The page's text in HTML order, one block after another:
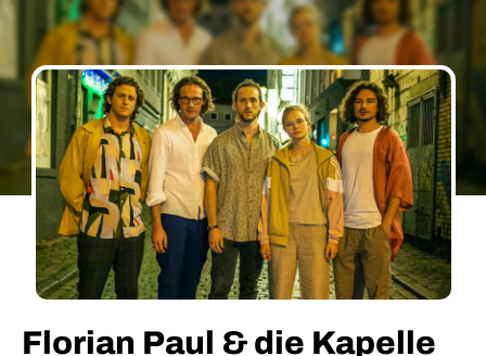
Florian Paul & die Kapelle